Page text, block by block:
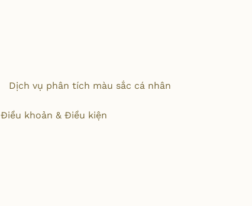
Dịch vụ phân tích màu sắc cá nhân
Điều khoản & Điều kiện